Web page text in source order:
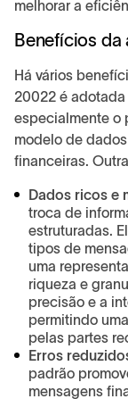
melhorar a
Benefícios
Há vários
20022 é
especialmente o
modelo de
financeiras.
Dados ricos e
troca de
estruturadas.
tipos de
uma
riqueza e
precisão e a
permitindo
pelas partes
Erros
padrão
mensagens